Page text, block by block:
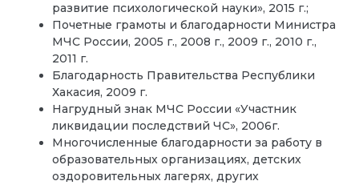
развитие психологической науки», 2015 г.;
Почетные грамоты и благодарности Министра
МЧС России, 2005 г., 2008 г., 2009 г., 2010 г.,
2011 г.
Благодарность Правительства Республики
Хакасия, 2009 г.
Нагрудный знак МЧС России «Участник
ликвидации последствий ЧС», 2006г.
Многочисленные благодарности за работу в
образовательных организациях, детских
оздоровительных лагерях, других